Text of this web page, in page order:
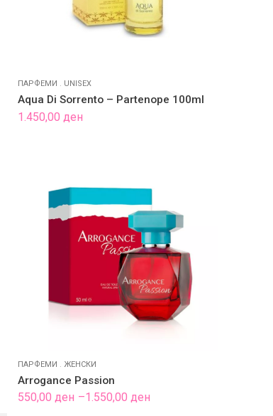
ПАРФЕМИ . UNISEX
Aqua Di Sorrento – Partenope 100ml
1.450,00 ден
ПАРФЕМИ . ЖЕНСКИ
Arrogance Passion
550,00 ден –1.550,00 ден
Price
range: